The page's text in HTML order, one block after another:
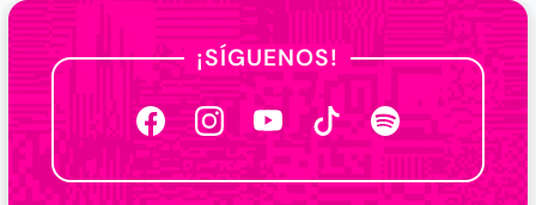
¡SÍGUENOS!